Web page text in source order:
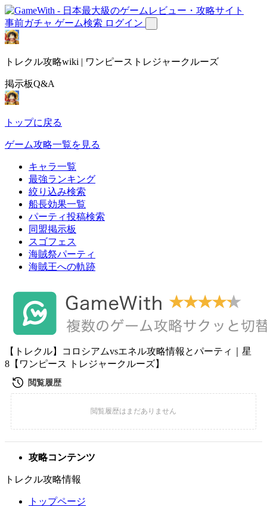
事前ガチャ ゲーム検索 ログイン
トレクル攻略wiki | ワンピーストレジャークルーズ
掲示板Q&A
トップに戻る
ゲーム攻略一覧を見る
キャラ一覧
最強ランキング
絞り込み検索
船長効果一覧
パーティ投稿検索
同盟掲示板
スゴフェス
海賊祭パーティ
海賊王への軌跡
【トレクル】コロシアムvsエネル攻略情報とパーティ｜星
8【ワンピース トレジャークルーズ】
攻略コンテンツ
トレクル攻略情報
トップページ